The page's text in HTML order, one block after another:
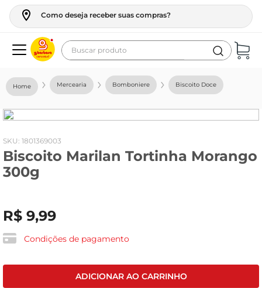
Como deseja receber suas compras?
Buscar produto
Mercearia Bomboniere Biscoito Doce
: 1801369003
Biscoito Marilan Tortinha Morango
300g
R$ 9,99
Condições de pagamento
ADICIONAR AO CARRINHO
geladeira
fogao
café
cerveja
leite
vinho